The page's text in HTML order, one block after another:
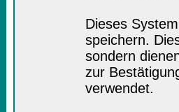
Dieses
speichern.
sondern
zur
verwendet.